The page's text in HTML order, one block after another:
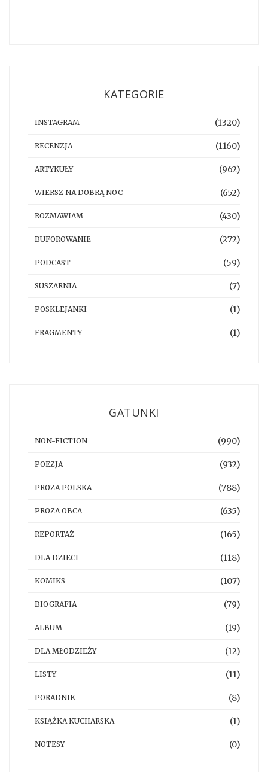
KATEGORIE
INSTAGRAM (1320)
RECENZJA (1160)
ARTYKUŁY (962)
WIERSZ NA DOBRĄ NOC (652)
ROZMAWIAM (430)
BUFOROWANIE (272)
PODCAST (59)
SUSZARNIA (7)
POSKLEJANKI (1)
FRAGMENTY (1)
GATUNKI
NON-FICTION (990)
POEZJA (932)
PROZA POLSKA (788)
PROZA OBCA (635)
REPORTAŻ (165)
DLA DZIECI (118)
KOMIKS (107)
BIOGRAFIA (79)
ALBUM (19)
DLA MŁODZIEŻY (12)
LISTY (11)
PORADNIK (8)
KSIĄŻKA KUCHARSKA (1)
NOTESY (0)